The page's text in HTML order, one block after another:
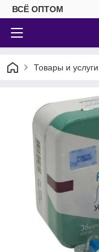
ВСЁ ОПТОМ
Товары и услуги